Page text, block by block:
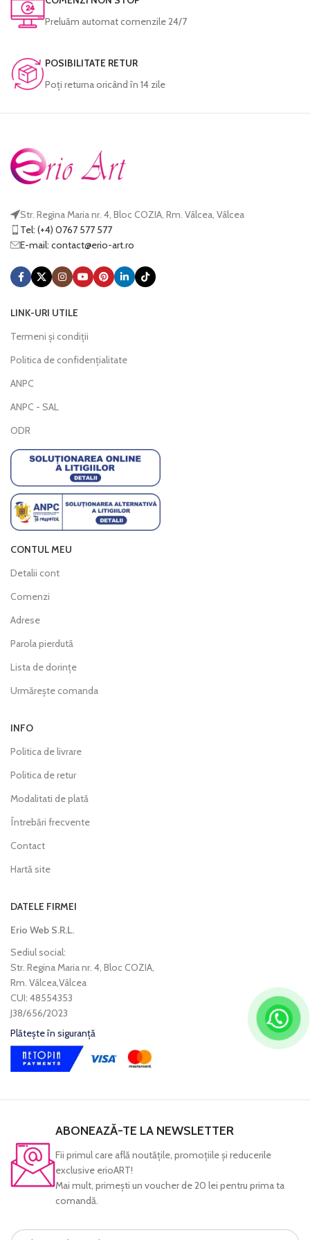
pierde din intensitate.
Fiecare produs este prelucrat manual
Fiecare produs este prelucrat manual
Preluăm automat comenzile 24/7
POSIBILITATE RETUR
Poţi returna oricând în 14 zile
Str. Regina Maria nr. 4, Bloc COZIA, Rm. Vâlcea, Vâlcea
Tel: (+4) 0767 577 577
E-mail:
or.tra-oire
@tcatnoc
LINK-URI UTILE
Termeni și condiții
Politica de confidențialitate
ANPC
ANPC - SAL
ODR
CONTUL MEU
Detalii cont
Comenzi
Adrese
Parola pierdută
Lista de dorințe
Urmărește comanda
INFO
Politica de livrare
Politica de retur
Modalitati de plată
Întrebări frecvente
Contact
Hartă site
DATELE FIRMEI
Erio Web S.R.L.
Sediul social:
Str. Regina Maria nr. 4, Bloc COZIA,
Rm. Vâlcea,Vâlcea
CUI: 48554353
J38/656/2023
Plătește în siguranță
ABONEAZĂ-TE LA NEWSLETTER
Fii primul care află noutăţile, promoţiile şi reducerile
exclusive erioART!
Mai mult, primeşti un voucher de 20 lei pentru prima ta
comandă.